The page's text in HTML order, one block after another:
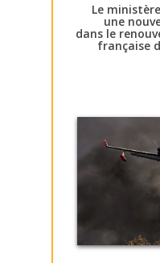
Le
une
dans le
française